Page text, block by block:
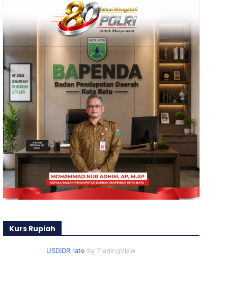
Kurs Rupiah
USDIDR rate by TradingView